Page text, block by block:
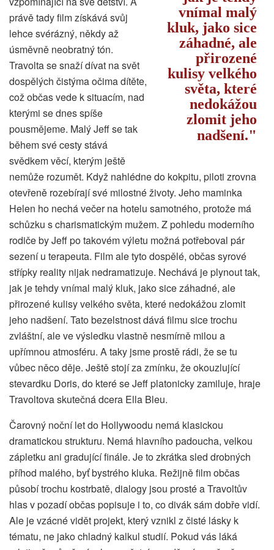
vnímal malý
kluk, jako sice
záhadné, ale
přirozené
kulisy velkého
světa, které
nedokážou
zlomit jeho
nadšení.
právě tady film získává svůj
lehce svérázný, někdy až
úsměvně neobratný tón.
Travolta se snaží dívat na svět
dospělých čistýma očima dítěte,
což občas vede k situacím, nad
kterými se dnes spíše
pousmějeme. Malý Jeff se tak
během své cesty stává
svědkem věcí, kterým ještě
nemůže rozumět. Když nahlédne do kokpitu, piloti zrovna
otevřeně rozebírají své milostné životy. Jeho maminka
Helen ho nechá večer na hotelu samotného, protože má
schůzku s charismatickým mužem. Z pohledu moderního
rodiče by Jeff po takovém výletu možná potřeboval pár
sezení u terapeuta. Film ale tyto dospělé, občas syrové
střípky reality nijak nedramatizuje. Nechává je plynout tak,
jak je tehdy vnímal malý kluk, jako sice záhadné, ale
přirozené kulisy velkého světa, které nedokážou zlomit
jeho nadšení. Tato bezelstnost dává filmu sice trochu
zvláštní, ale ve výsledku vlastně nesmírně milou a
upřímnou atmosféru. A taky jsme prostě rádi, že se tu
vůbec něco děje. Ještě stojí za zmínku, že okouzlující
stevardku Doris, do které se Jeff platonicky zamiluje, hraje
Travoltova skutečná dcera Ella Bleu.
Čarovný noční let do Hollywoodu nemá klasickou
dramatickou strukturu. Nemá hlavního padoucha, velkou
zápletku ani gradující finále. Je to zkrátka sled drobných
příhod malého, byť bystrého kluka. Režijně film občas
působí trochu kostrbatě, dialogy jsou prosté a Travoltův
hlas v pozadí občas popisuje i to, co divák sám dobře vidí.
Ale je vzácné vidět projekt, který vznikl z čisté lásky k
tématu, ne jako chladný kalkul studií. Pokud vás láká